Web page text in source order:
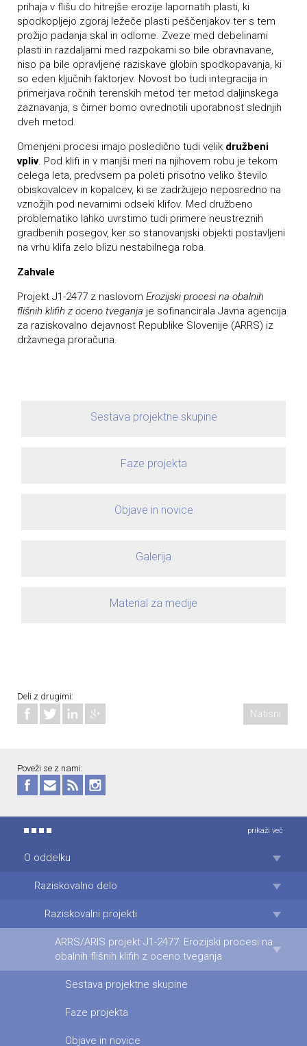
prihaja v flišu do hitrejše erozije lapornatih plasti, ki
spodkopljejo zgoraj ležeče plasti peščenjakov ter s tem
prožijo padanja skal in odlome. Zveze med debelinami
plasti in razdaljami med razpokami so bile obravnavane,
niso pa bile opravljene raziskave globin spodkopavanja, ki
so eden ključnih faktorjev. Novost bo tudi integracija in
primerjava ročnih terenskih metod ter metod daljinskega
zaznavanja, s čimer bomo ovrednotili uporabnost slednjih
dveh metod.
Omenjeni procesi imajo posledično tudi velik družbeni
vpliv. Pod klifi in v manjši meri na njihovem robu je tekom
celega leta, predvsem pa poleti prisotno veliko število
obiskovalcev in kopalcev, ki se zadržujejo neposredno na
vznožjih pod nevarnimi odseki klifov. Med družbeno
problematiko lahko uvrstimo tudi primere neustreznih
gradbenih posegov, ker so stanovanjski objekti postavljeni
na vrhu klifa zelo blizu nestabilnega roba.
Zahvale
Projekt J1-2477 z naslovom Erozijski procesi na obalnih
flišnih klifih z oceno tveganja je sofinancirala Javna agencija
za raziskovalno dejavnost Republike Slovenije (ARRS) iz
državnega proračuna.
Sestava projektne skupine
Faze projekta
Objave in novice
Galerija
Material za medije
Deli z drugimi:
Natisni
Poveži se z nami:
prikaži več
O oddelku
Raziskovalno delo
Raziskovalni projekti
ARRS/ARIS projekt J1-2477: Erozijski procesi na
obalnih flišnih klifih z oceno tveganja
Sestava projektne skupine
Faze projekta
Objave in novice